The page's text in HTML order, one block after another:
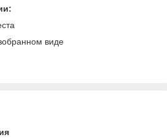
виде